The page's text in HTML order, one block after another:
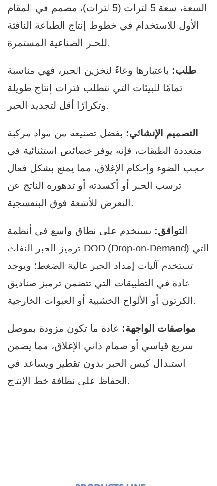
السعة، سعة 5 لترات (5 لترات)، مصمم في المقام
الأول للاستخدام في خطوط إنتاج الطباعة النافثة
للحبر الصناعية المستمرة.
طلب: باعتبارها وعاءً لتخزين الحبر، فهي مناسبة
تمامًا للبيئات التي تتطلب فترات إنتاج طويلة
وتكرارًا أقل لتجديد الحبر.
التصميم الإنشائي: بفضل تصنيعه من مواد مركبة
متعددة الطبقات، فإنه يوفر خصائص استثنائية في
حجب الضوء وإحكام الإغلاق، مما يمنع بشكل فعال
ترسب الحبر أو أكسدته أو تدهوره الناتج عن
التعرض للأشعة فوق البنفسجية.
التوافق: يستخدم على نطاق واسع في أنظمة
ترميز الحبر النفاث DOD (Drop-on-Demand) التي
تستخدم آليات إمداد الحبر عالية الضغط؛ ويوجد
عادة في التطبيقات التي تتضمن ترميز صناديق
الكرتون أو الألواح الخشبية أو العبوات الخارجية.
مواصفات الواجهة: عادة ما تكون مزودة بموصل
سريع قياسي أو صمام ذاتي الإغلاق، مما يضمن
استبدال كيس الحبر بدون تقطير ويساعد في
الحفاظ على نظافة خط الإنتاج.